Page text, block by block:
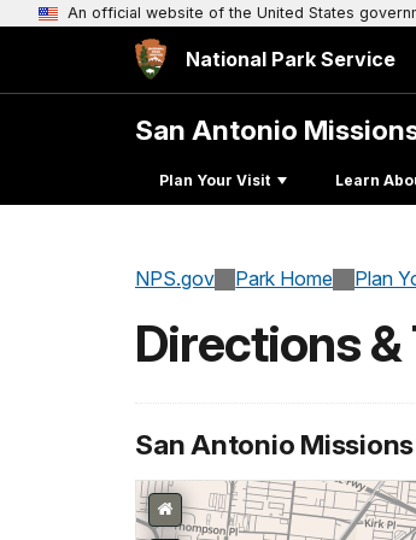
An official website of the United States
National Park Service
San Antonio
Plan Your Visit Learn
NPS.gov Park Home Plan
Directions
San Antonio